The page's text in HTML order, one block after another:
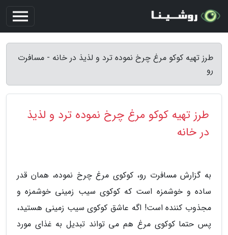
طرز تهیه کوکو مرغ چرخ نموده ترد و لذیذ در خانه - مسافرت
رو
طرز تهیه کوکو مرغ چرخ نموده ترد و لذیذ
در خانه
به گزارش مسافرت رو، کوکوی مرغ چرخ نموده، همان قدر
ساده و خوشمزه است که کوکوی سیب زمینی خوشمزه و
مجذوب کننده است! اگه عاشق کوکوی سیب زمینی هستید،
پس حتما کوکوی مرغ هم می تواند تبدیل به غذای مورد